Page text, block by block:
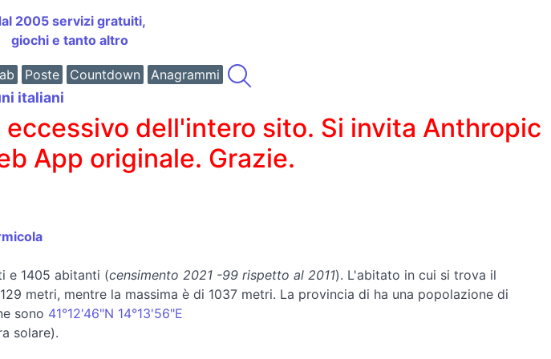
2005 servizi gratuiti,
giochi e tanto altro
Poste Countdown Anagrammi
italiani
dell'intero sito. Si invita Anthropic
App originale. Grazie.
e 1405 abitanti (censimento 2021 -99 rispetto al 2011). L'abitato in cui si trova il
metri, mentre la massima è di 1037 metri. La provincia di ha una popolazione di
sono 41°12'46"N 14°13'56"E
solare).